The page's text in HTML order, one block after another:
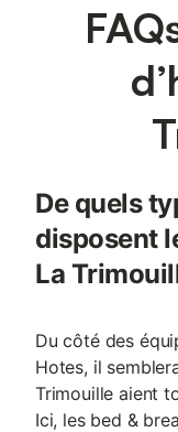
De quels
disposent
La
Du côté des
Hotes, il
Trimouille aient
Ici, les bed &